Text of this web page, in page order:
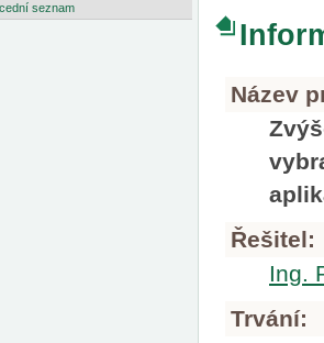
seznam
Název
Řešitel:
Ing.
Trvání: